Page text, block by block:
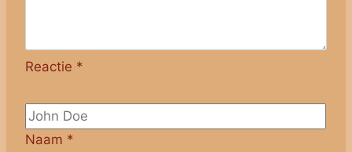
Reactie *
Naam *